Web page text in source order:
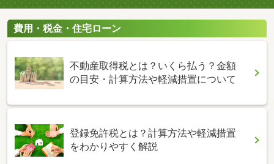
費用・税金・住宅ローン
不動産取得税とは？いくら払う？金額
の目安・計算方法や軽減措置について
登録免許税とは？計算方法や軽減措置
をわかりやすく解説